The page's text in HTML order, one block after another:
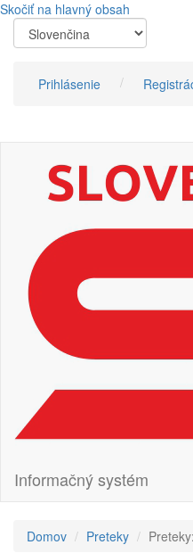
Skočiť na hlavný obsah
Prihlásenie
Informačný systém
Domov Preteky